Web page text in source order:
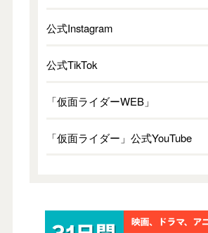
公式Instagram
公式TikTok
「仮面ライダーWEB」
「仮面ライダー」公式YouTube